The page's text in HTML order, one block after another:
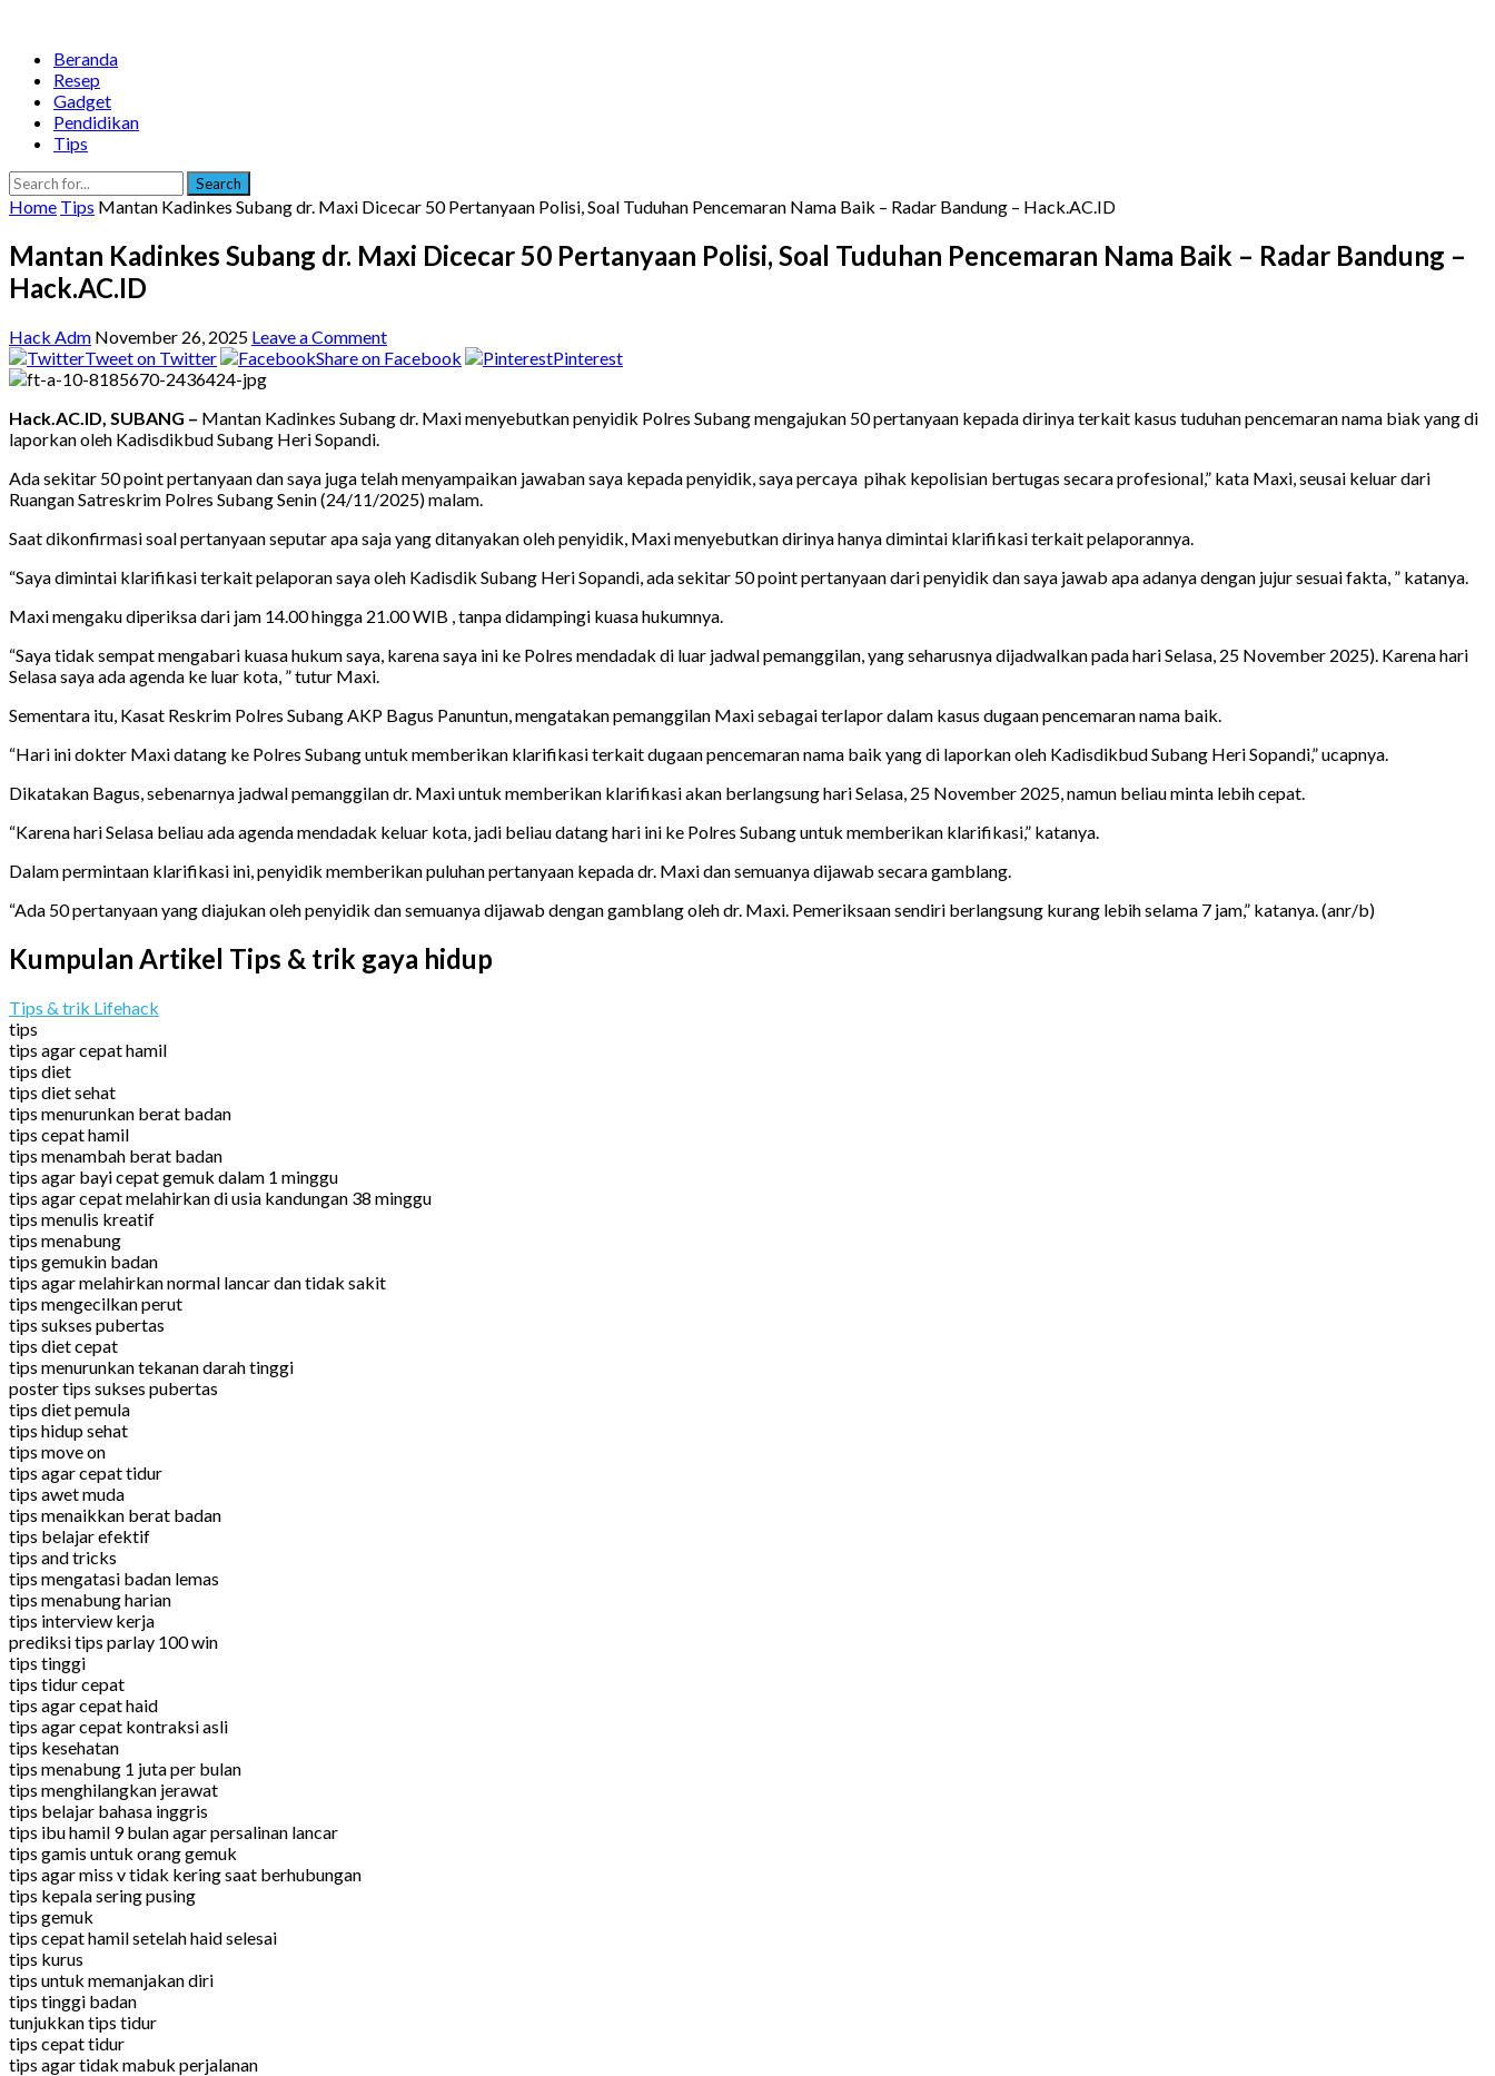
Beranda
Resep
Gadget
Pendidikan
Tips
Search
Home Tips Mantan Kadinkes Subang dr. Maxi Dicecar 50 Pertanyaan Polisi, Soal Tuduhan Pencemaran Nama Baik – Radar Bandung – Hack.AC.ID
Mantan Kadinkes Subang dr. Maxi Dicecar 50 Pertanyaan Polisi, Soal Tuduhan Pencemaran Nama Baik – Radar Bandung –
Hack.AC.ID
Hack Adm November 26, 2025 Leave a Comment
Tweet on Twitter
Share on Facebook Pinterest
Hack.AC.ID, SUBANG – Mantan Kadinkes Subang dr. Maxi menyebutkan penyidik Polres Subang mengajukan 50 pertanyaan kepada dirinya terkait kasus tuduhan pencemaran nama biak yang di
laporkan oleh Kadisdikbud Subang Heri Sopandi.
Ada sekitar 50 point pertanyaan dan saya juga telah menyampaikan jawaban saya kepada penyidik, saya percaya pihak kepolisian bertugas secara profesional,” kata Maxi, seusai keluar dari
Ruangan Satreskrim Polres Subang Senin (24/11/2025) malam.
Saat dikonfirmasi soal pertanyaan seputar apa saja yang ditanyakan oleh penyidik, Maxi menyebutkan dirinya hanya dimintai klarifikasi terkait pelaporannya.
“Saya dimintai klarifikasi terkait pelaporan saya oleh Kadisdik Subang Heri Sopandi, ada sekitar 50 point pertanyaan dari penyidik dan saya jawab apa adanya dengan jujur sesuai fakta, ” katanya.
Maxi mengaku diperiksa dari jam 14.00 hingga 21.00 WIB , tanpa didampingi kuasa hukumnya.
“Saya tidak sempat mengabari kuasa hukum saya, karena saya ini ke Polres mendadak di luar jadwal pemanggilan, yang seharusnya dijadwalkan pada hari Selasa, 25 November 2025). Karena hari
Selasa saya ada agenda ke luar kota, ” tutur Maxi.
Sementara itu, Kasat Reskrim Polres Subang AKP Bagus Panuntun, mengatakan pemanggilan Maxi sebagai terlapor dalam kasus dugaan pencemaran nama baik.
“Hari ini dokter Maxi datang ke Polres Subang untuk memberikan klarifikasi terkait dugaan pencemaran nama baik yang di laporkan oleh Kadisdikbud Subang Heri Sopandi,” ucapnya.
Dikatakan Bagus, sebenarnya jadwal pemanggilan dr. Maxi untuk memberikan klarifikasi akan berlangsung hari Selasa, 25 November 2025, namun beliau minta lebih cepat.
“Karena hari Selasa beliau ada agenda mendadak keluar kota, jadi beliau datang hari ini ke Polres Subang untuk memberikan klarifikasi,” katanya.
Dalam permintaan klarifikasi ini, penyidik memberikan puluhan pertanyaan kepada dr. Maxi dan semuanya dijawab secara gamblang.
“Ada 50 pertanyaan yang diajukan oleh penyidik dan semuanya dijawab dengan gamblang oleh dr. Maxi. Pemeriksaan sendiri berlangsung kurang lebih selama 7 jam,” katanya. (anr/b)
Kumpulan Artikel Tips & trik gaya hidup
Tips & trik Lifehack
tips
tips agar cepat hamil
tips diet
tips diet sehat
tips menurunkan berat badan
tips cepat hamil
tips menambah berat badan
tips agar bayi cepat gemuk dalam 1 minggu
tips agar cepat melahirkan di usia kandungan 38 minggu
tips menulis kreatif
tips menabung
tips gemukin badan
tips agar melahirkan normal lancar dan tidak sakit
tips mengecilkan perut
tips sukses pubertas
tips diet cepat
tips menurunkan tekanan darah tinggi
poster tips sukses pubertas
tips diet pemula
tips hidup sehat
tips move on
tips agar cepat tidur
tips awet muda
tips menaikkan berat badan
tips belajar efektif
tips and tricks
tips mengatasi badan lemas
tips menabung harian
tips interview kerja
prediksi tips parlay 100 win
tips tinggi
tips tidur cepat
tips agar cepat haid
tips agar cepat kontraksi asli
tips kesehatan
tips menabung 1 juta per bulan
tips menghilangkan jerawat
tips belajar bahasa inggris
tips ibu hamil 9 bulan agar persalinan lancar
tips gamis untuk orang gemuk
tips agar miss v tidak kering saat berhubungan
tips kepala sering pusing
tips gemuk
tips cepat hamil setelah haid selesai
tips kurus
tips untuk memanjakan diri
tips tinggi badan
tunjukkan tips tidur
tips cepat tidur
tips agar tidak mabuk perjalanan